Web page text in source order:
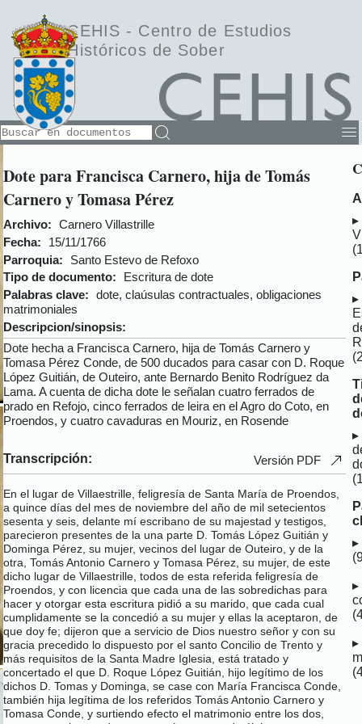
CEHIS - Centro de Estudios
Históricos de Sober
Dote para Francisca Carnero, hija de Tomás
Carnero y Tomasa Pérez
Archivo:
Carnero Villastrille
Fecha:
15/11/1766
Parroquia:
Santo Estevo de Refoxo
Tipo de documento:
Escritura de dote
Palabras clave:
dote, claúsulas contractuales, obligaciones
matrimoniales
Descripcion/sinopsis:
Dote hecha a Francisca Carnero, hija de Tomás Carnero y
Tomasa Pérez Conde, de 500 ducados para casar con D. Roque
López Guitián, de Outeiro, ante Bernardo Benito Rodríguez da
Lama. A cuenta de dicha dote le señalan cuatro ferrados de
prado en Refojo, cinco ferrados de leira en el Agro do Coto, en
Proendos, y cuatro cavaduras en Mouriz, en Rosende
Transcripción: Versión PDF
En el lugar de Villaestrille, feligresía de Santa María de Proendos,
a quince días del mes de noviembre del año de mil setecientos
sesenta y seis, delante mí escribano de su majestad y testigos,
parecieron presentes de la una parte D. Tomás López Guitián y
Dominga Pérez, su mujer, vecinos del lugar de Outeiro, y de la
otra, Tomás Antonio Carnero y Tomasa Pérez, su mujer, de este
dicho lugar de Villaestrille, todos de esta referida feligresía de
Proendos, y con licencia que cada una de las sobredichas para
hacer y otorgar esta escritura pidió a su marido, que cada cual
cumplidamente se la concedió a su mujer y ellas la aceptaron, de
que doy fe; dijeron que a servicio de Dios nuestro señor y con su
gracia precedido lo dispuesto por el santo Concilio de Trento y
más requisitos de la Santa Madre Iglesia, está tratado y
concertado el que D. Roque López Guitián, hijo legítimo de los
dichos D. Tomas y Dominga, se case con María Francisca Conde,
también hija legítima de los referidos Tomás Antonio Carnero y
Tomasa Conde, y surtiendo efecto el matrimonio entre los dos,